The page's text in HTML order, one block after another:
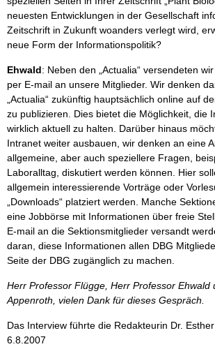
neuesten Entwicklungen in der Gesellschaft
Zeitschrift in Zukunft woanders verlegt wird,
neue Form der Informationspolitik?
Ehwald: Neben den „Actualia“ versendeten
per E-mail an unsere Mitglieder. Wir denken
„Actualia“ zukünftig hauptsächlich online auf
zu publizieren. Dies bietet die Möglichkeit, die
wirklich aktuell zu halten. Darüber hinaus
Intranet weiter ausbauen, wir denken an eine
allgemeine, aber auch speziellere Fragen,
Laboralltag, diskutiert werden können. Hier
allgemein interessierende Vorträge oder
„Downloads“ platziert werden. Manche
eine Jobbörse mit Informationen über freie
E-mail an die Sektionsmitglieder versandt
daran, diese Informationen allen DBG
Seite der DBG zugänglich zu machen.
Herr Professor Flügge, Herr Professor Ehwald
Appenroth, vielen Dank für dieses Gespräch.
Das Interview führte die Redakteurin Dr.
6.8.2007